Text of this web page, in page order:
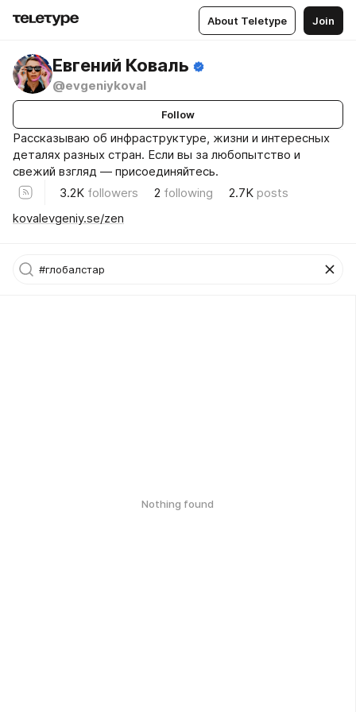
About Teletype Join
Евгений Коваль
@evgeniykoval
Follow
Рассказываю об инфраструктуре, жизни и интересных
деталях разных стран. Если вы за любопытство и
свежий взгляд — присоединяйтесь.
3.2K followers 2 following 2.7K posts
kovalevgeniy.se/zen
Nothing found